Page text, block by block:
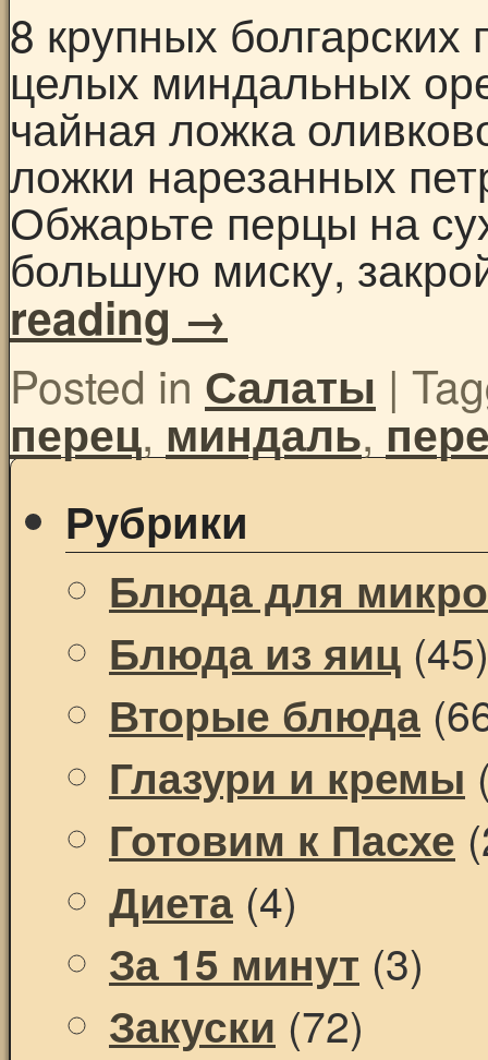
8 крупных
целых миндальных
чайная ложка
ложки нарезанных
Обжарьте перцы на
большую миску,
reading →
Posted in Салаты |
перец, миндаль,
Рубрики
Блюда для
Блюда из яиц (45)
Вторые блюда
Глазури и кремы
Готовим к Пасхе
Диета (4)
За 15 минут (3)
Закуски (72)